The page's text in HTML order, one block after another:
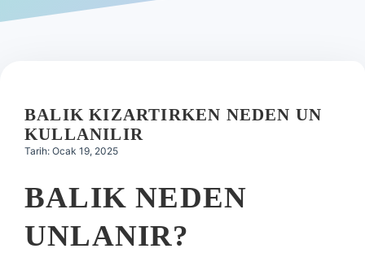
Hakkımızda
BALIK KIZARTIRKEN NEDEN UN
KULLANILIR
Tarih: Ocak 19, 2025
BALIK NEDEN
UNLANIR?